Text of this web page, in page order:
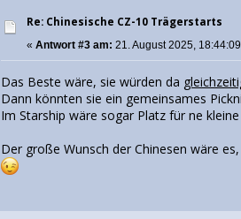
Re: Chinesische CZ-10 Trägerstarts
«Antwort #3 am: 21. August 2025,
Das Beste wäre, sie würden da
Dann könnten sie ein gemeinsames
Im Starship wäre sogar Platz für ne
Der große Wunsch der Chinesen wäre